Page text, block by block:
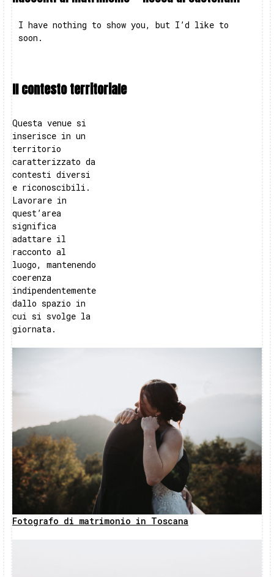
I have nothing to show you, but I’d like to
soon.
Il contesto territoriale
Questa venue si
inserisce in un
territorio
caratterizzato da
contesti diversi
e riconoscibili.
Lavorare in
quest’area
significa
adattare il
racconto al
luogo, mantenendo
coerenza
indipendentemente
dallo spazio in
cui si svolge la
giornata.
Fotografo di matrimonio in Toscana